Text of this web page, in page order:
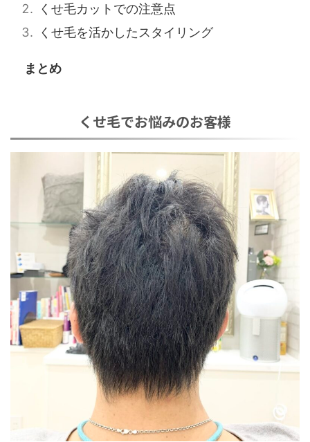
くせ毛カットでの注意点
くせ毛を活かしたスタイリング
まとめ
くせ毛でお悩みのお客様